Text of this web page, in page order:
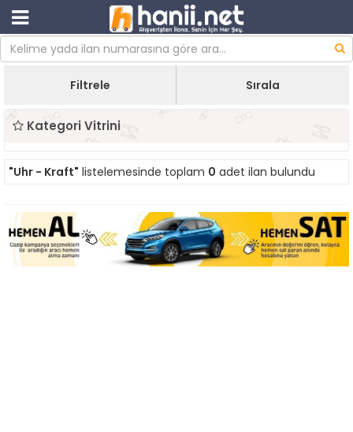
Filtrele Sırala
Kategori Vitrini
"Uhr - Kraft" listelemesinde toplam 0 adet ilan bulundu